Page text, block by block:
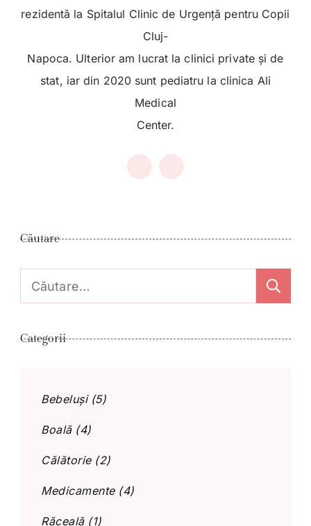
rezidentă la Spitalul Clinic de Urgență pentru Copii
Cluj-
Napoca. Ulterior am lucrat la clinici private și de
stat, iar din 2020 sunt pediatru la clinica Ali
Medical
Center.
Căutare
Caută
după:
Categorii
Bebeluși(5)
Boală(4)
Călătorie(2)
Medicamente(4)
Răceală(1)